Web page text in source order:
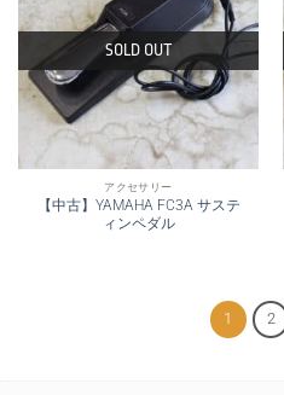
SOLD OUT
アクセサリー
【中古】YAMAHA FC3A サステ
ィンペダル
1 2